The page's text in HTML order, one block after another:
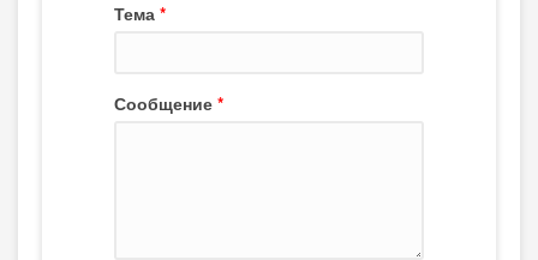
Тема *
Сообщение *